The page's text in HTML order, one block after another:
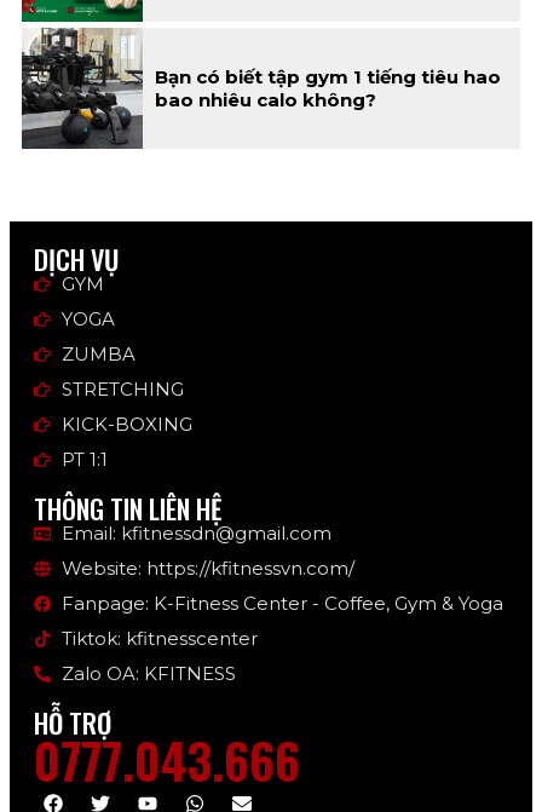
Bạn có biết tập gym 1 tiếng tiêu hao
bao nhiêu calo không?
DỊCH VỤ
GYM
YOGA
ZUMBA
STRETCHING
KICK-BOXING
PT 1:1
THÔNG TIN LIÊN HỆ
Email: kfitnessdn@gmail.com
Website: https://kfitnessvn.com/
Fanpage: K-Fitness Center - Coffee, Gym & Yoga
Tiktok: kfitnesscenter
Zalo OA: KFITNESS
HỖ TRỢ
0777.043.666